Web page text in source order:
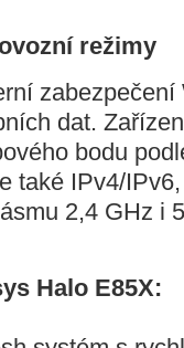
režimy
dat.
bodu
také IPv4/
2,4 GHz i
Halo E85X: